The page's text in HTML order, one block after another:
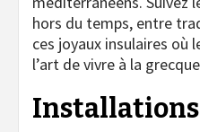
hors du temps, entre
ces joyaux insulaires où
l’art de vivre à la
Installations